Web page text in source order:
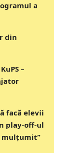
a
din
–
facă elevii
play-off-ul
mulțumit”